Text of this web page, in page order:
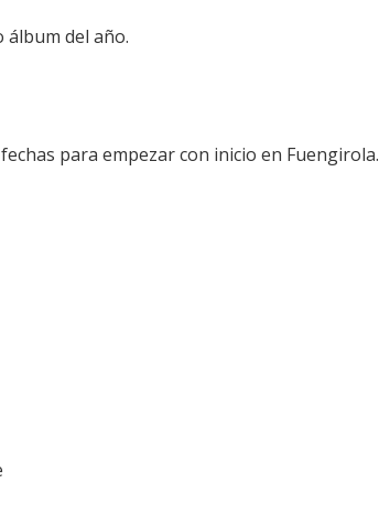
álbum del año.
para empezar con inicio en Fuengirola.